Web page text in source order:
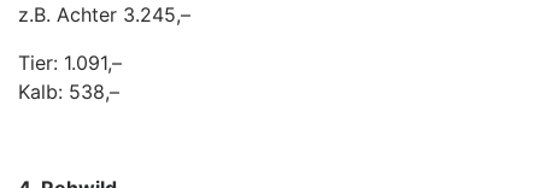
z.B. Achter 3.245,–
Tier: 1.091,–
Kalb: 538,–